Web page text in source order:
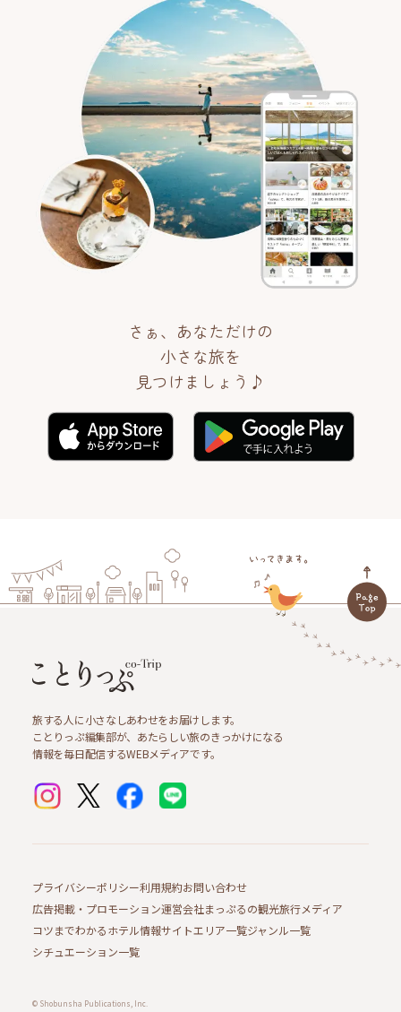
さぁ、あなただけの
小さな旅を
見つけましょう♪
旅する人に小さなしあわせをお届けします。
ことりっぷ編集部が、あたらしい旅のきっかけになる
情報を毎日配信するWEBメディアです。
プライバシーポリシー利用規約お問い合わせ
広告掲載・プロモーション運営会社まっぷるの観光旅行メディア
コツまでわかるホテル情報サイトエリア一覧ジャンル一覧
シチュエーション一覧
© Shobunsha Publications, Inc.